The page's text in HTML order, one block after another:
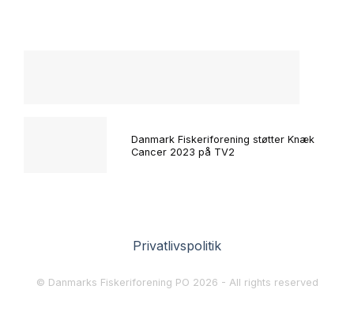
Danmark Fiskeriforening støtter Knæk
Cancer 2023 på TV2
Privatlivspolitik
© Danmarks Fiskeriforening PO 2026 - All rights reserved